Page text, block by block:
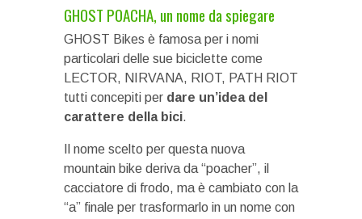
GHOST POACHA, un nome da spiegare
GHOST Bikes è famosa per i nomi
particolari delle sue biciclette come
LECTOR, NIRVANA, RIOT, PATH RIOT
tutti concepiti per dare un’idea del
carattere della bici.
Il nome scelto per questa nuova
mountain bike deriva da “poacher”, il
cacciatore di frodo, ma è cambiato con la
“a” finale per trasformarlo in un nome con